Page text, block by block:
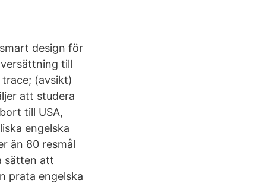
design för
till
(avsikt)
att studera
till USA,
engelska
än 80 resmål
sätten att
prata engelska